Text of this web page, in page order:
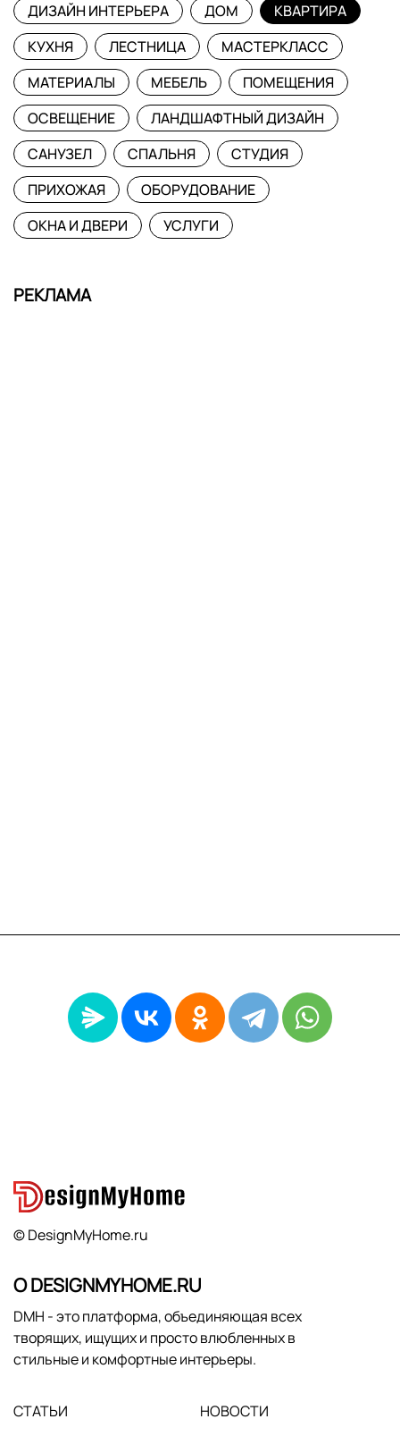
ДИЗАЙН ИНТЕРЬЕРА
ДОМ
КВАРТИРА
КУХНЯ
ЛЕСТНИЦА
МАСТЕРКЛАСС
МАТЕРИАЛЫ
МЕБЕЛЬ
ПОМЕЩЕНИЯ
ОСВЕЩЕНИЕ
ЛАНДШАФТНЫЙ ДИЗАЙН
САНУЗЕЛ
СПАЛЬНЯ
СТУДИЯ
ПРИХОЖАЯ
ОБОРУДОВАНИЕ
ОКНА И ДВЕРИ
УСЛУГИ
РЕКЛАМА
© DesignMyHome.ru
О DESIGNMYHOME.RU
DMH - это платформа, объединяющая всех
творящих, ищущих и просто влюбленных в
стильные и комфортные интерьеры.
СТАТЬИ НОВОСТИ